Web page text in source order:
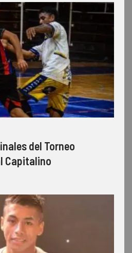
del Torneo
Capitalino